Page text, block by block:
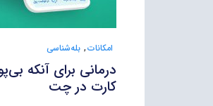
امکانات, بله‌شناسی
درمانی برای آنکه
کارت در چت